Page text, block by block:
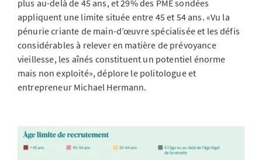
plus au-delà de 45 ans, et 29% des PME sondées
appliquent une limite située entre 45 et 54 ans. «Vu la
pénurie criante de main-d’œuvre spécialisée et les défis
considérables à relever en matière de prévoyance
vieillesse, les aînés constituent un potentiel énorme
mais non exploité», déplore le politologue et
entrepreneur Michael Hermann.